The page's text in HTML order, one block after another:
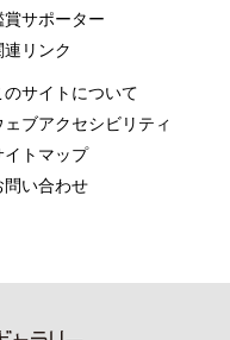
賞サポーター
連リンク
のサイトについて
ェブアクセシビリティ
イトマップ
問い合わせ